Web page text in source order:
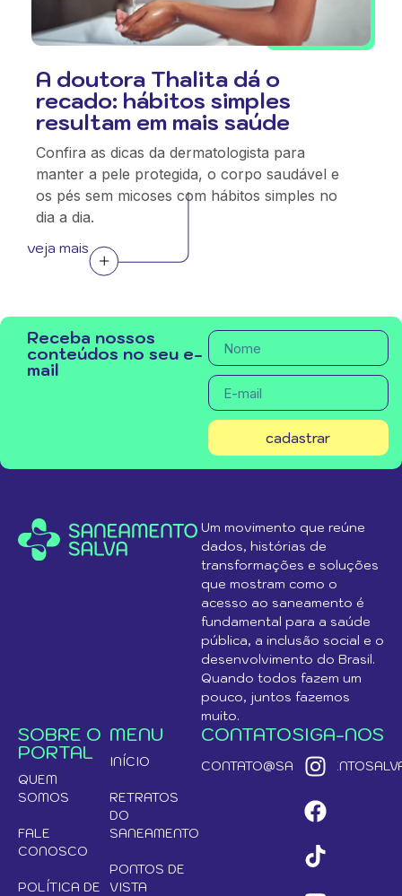
A doutora Thalita dá o
recado: hábitos simples
resultam em mais saúde
Confira as dicas da dermatologista para
manter a pele protegida, o corpo saudável e
os pés sem micoses com hábitos simples no
dia a dia.
veja mais
Receba nossos
conteúdos no seu e-
mail
cadastrar
Um movimento que reúne
dados, histórias de
transformações e soluções
que mostram como o
acesso ao saneamento é
fundamental para a saúde
pública, a inclusão social e o
desenvolvimento do Brasil.
Quando todos fazem um
pouco, juntos fazemos
muito.
SOBRE O
PORTAL
QUEM
SOMOS
FALE
CONOSCO
POLÍTICA DE
MENU
INÍCIO
RETRATOS
DO
SANEAMENTO
PONTOS DE
VISTA
CONTATOSIGA-NOS